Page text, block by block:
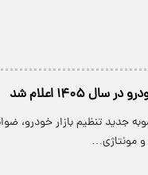
۱۴۰۵ اعلام شد
جدید تنظیم بازار خودرو،
مونتاژی…